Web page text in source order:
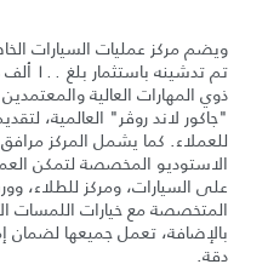
ويضم مركز عمليات السيارات
تم
ذوي المهارات العالية
"جاكور لاند روڤر" العالمية،
للعملاء. كما يشمل المركز
الاستوديو المخصصة لتمكن
على السيارات، ومركز للطلاء،
المتخصصة مع خيارات اللمسات
بالإضافة، تعمل جميعها لضمان
دقة.